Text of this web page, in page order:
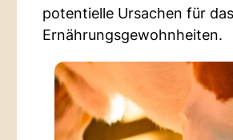
potentielle Ursachen für
Ernährungsgewohnheiten.